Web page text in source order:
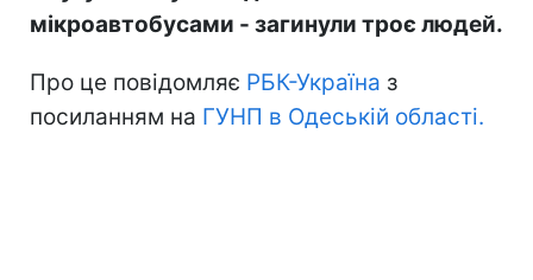
мікроавтобусами - загинули троє людей.
Про це повідомляє РБК-Україна з
посиланням на ГУНП в Одеській області.